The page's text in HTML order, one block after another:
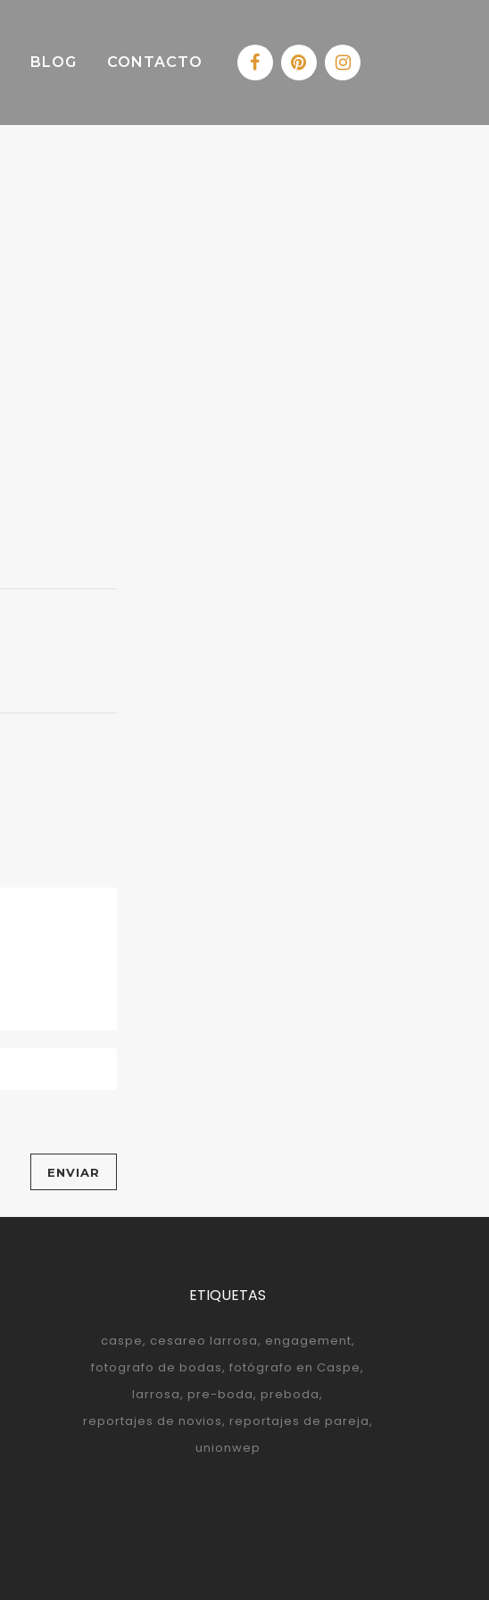
BLOG CONTACTO
ETIQUETAS
caspe cesareo larrosa engagement
fotografo de bodas fotógrafo en Caspe
larrosa pre-boda preboda
reportajes de novios reportajes de pareja
unionwep